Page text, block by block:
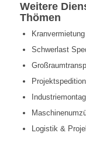
Weitere
Thömen
Kranvermietung
Schwerlast
Projektspedition
Logistik &